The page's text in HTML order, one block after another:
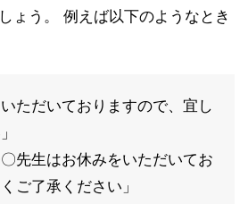
ょう。 例えば以下のようなとき
いただいておりますので、宜し
〇先生はお休みをいただいてお
ご了承ください」